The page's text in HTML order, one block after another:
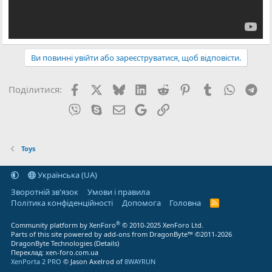
Ви повинні увійти або зареєструватися, щоб відповісти.
Поділитися: FacebookX (Twitter)
BlueskyLinkedIn
Reddit PinterestTumblr
Viber SkypeE-mailGoogleПосилання
Toys
Українська (UA)
Зворотній зв'язок
Умови і правила
Політика конфіденційності
Дoпoмoга Головна
R
Community platform by XenForo® © 2010-2025 XenForo Ltd.
Parts of this site powered byadd-ons from DragonByte™ ©2011-2026
DragonByte Technologies (Details)
Переклад:xen-foro.com.ua
XenPorta 2 PRO © Jason Axelrod of8WAYRUN